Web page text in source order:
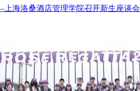
海洛桑酒店管理学院召开新生座谈会